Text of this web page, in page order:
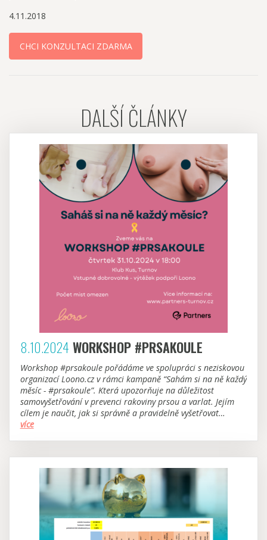
4.11.2018
CHCI KONZULTACI ZDARMA
DALŠÍ ČLÁNKY
8.10.2024 WORKSHOP #PRSAKOULE
Workshop #prsakoule pořádáme ve spolupráci s neziskovou
organizací Loono.cz v rámci kampaně “Sahám si na ně každý
měsíc - #prsakoule”. Která upozorňuje na důležitost
samovyšetřování v prevenci rakoviny prsou a varlat. Jejím
cílem je naučit, jak si správně a pravidelně vyšetřovat
#prsakoule a odhalit tak rakovinu včas.
více